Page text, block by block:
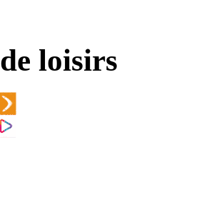
loisirs